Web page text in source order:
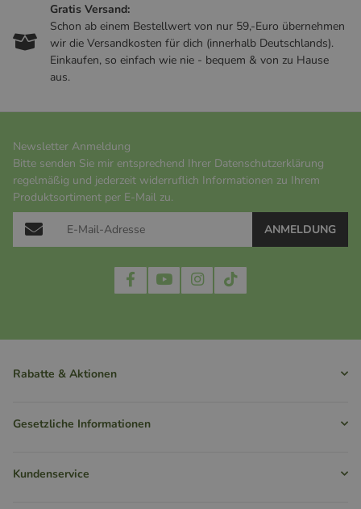
Gratis Versand:
Schon ab einem Bestellwert von nur 59,-Euro übernehmen
wir die Versandkosten für dich (innerhalb Deutschlands).
Einkaufen, so einfach wie nie - bequem & von zu Hause
aus.
Newsletter Anmeldung
Bitte senden Sie mir entsprechend Ihrer Datenschutzerklärung
regelmäßig und jederzeit widerruflich Informationen zu Ihrem
Produktsortiment per E-Mail zu.
ANMELDUNG
Rabatte & Aktionen
Gesetzliche Informationen
Kundenservice